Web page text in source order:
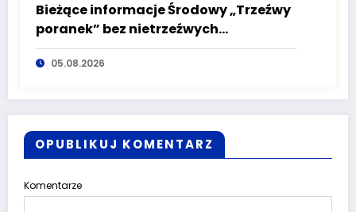
Bieżące informacje Środowy „Trzeźwy
poranek” bez nietrzeźwych
kierujących! To cieszy!
05.08.2026
OPUBLIKUJ KOMENTARZ
Komentarze